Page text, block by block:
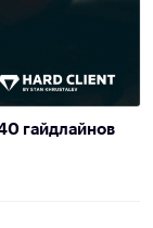
гайдлайнов